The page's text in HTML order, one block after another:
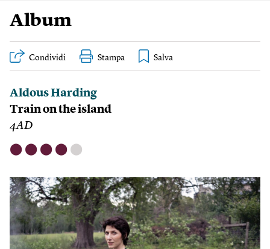
Album
Condividi Stampa
Aldous Harding
Train on the island
4AD
⬤ ⬤ ⬤ ⬤ ⬤